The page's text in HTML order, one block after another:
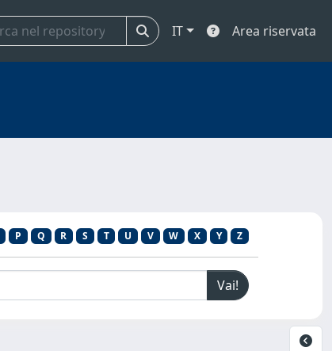
IT Area riservata
P Q R S T U V W X Y Z